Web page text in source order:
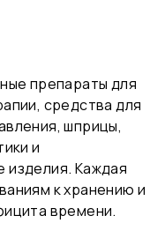
препараты для
средства для
шприцы,
и
изделия. Каждая
к хранению и
времени.